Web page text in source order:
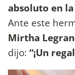
absoluto en
Ante este
Mirtha
dijo: “¡Un